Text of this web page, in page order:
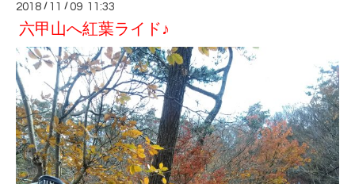
2018 / 11 /09 11:33
六甲山へ紅葉ライド♪